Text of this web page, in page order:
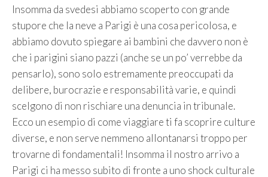
Insomma da svedesi abbiamo scoperto con grande
stupore che la neve a Parigi è una cosa pericolosa, e
abbiamo dovuto spiegare ai bambini che davvero non è
che i parigini siano pazzi (anche se un po’ verrebbe da
pensarlo), sono solo estremamente preoccupati da
delibere, burocrazie e responsabilità varie, e quindi
scelgono di non rischiare una denuncia in tribunale.
Ecco un esempio di come viaggiare ti fa scoprire culture
diverse, e non serve nemmeno allontanarsi troppo per
trovarne di fondamentali! Insomma il nostro arrivo a
Parigi ci ha messo subito di fronte a uno shock culturale